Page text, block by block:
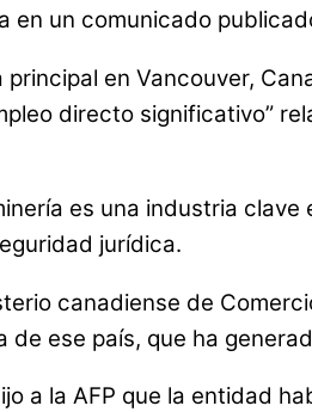
en un comunicado
en Vancouver,
directo significativo”
es una industria
jurídica.
canadiense de
ese país, que ha
a la AFP que la entidad